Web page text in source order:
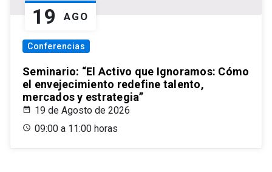
19 AGO
Conferencias
Seminario: “El Activo que Ignoramos: Cómo
el envejecimiento redefine talento,
mercados y estrategia”
19 de Agosto de 2026
09:00 a 11:00 horas